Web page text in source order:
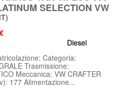
SELECTION VW
Diesel
Categoria:
Trasmissione:
Meccanica: VW CRAFTER
177 Alimentazione...